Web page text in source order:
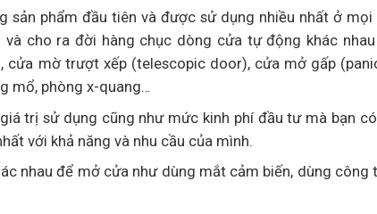
phẩm đầu tiên và được sử dụng nhiều nhất ở mọi
và cho ra đời hàng chục dòng cửa tự động khác
cửa mờ trượt xếp (telescopic door), cửa mở gấp
mổ, phòng x-quang…
trị sử dụng cũng như mức kinh phí đầu tư mà bạn
với khả năng và nhu cầu của mình.
nhau để mở cửa như dùng mắt cảm biến, dùng công